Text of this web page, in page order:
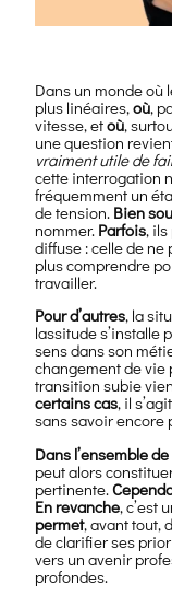
Dans un monde où
plus linéaires,où,
vitesse, etoù,
une question
vraiment utile de
cette interrogation
fréquemment un
de tension. Bien
nommer. Parfois,
diffuse : celle de ne
plus comprendre
travailler.
Pour d’autres, la
lassitude s’installe
sens dans son
changement de vie
transition subie
certains cas, il
sans savoir encore
Dans l’ensemble
peut alors
pertinente.
En revanche, c’est
permet, avant tout,
de clarifier ses
vers un avenir
profondes.